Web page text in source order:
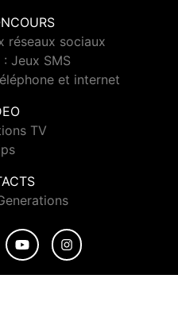
réseaux sociaux
Jeux SMS
et internet
TV